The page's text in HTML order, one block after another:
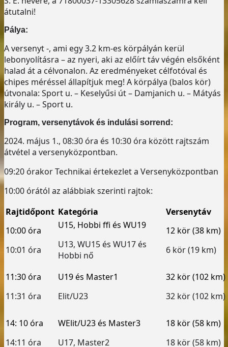
átutalni!
Pálya:
A versenyt -, ami egy 3.2 km-es körpályán kerül
lebonyolításra – az nyeri, aki az előírt táv végén elsőként
halad át a célvonalon. Az eredményeket célfotóval és
chipes méréssel állapítjuk meg! A körpálya (balos kör)
útvonala: Sport u. – Keselyűsi út – Damjanich u. – Mátyás
király u. – Sport u.
Program, versenytávok és indulási sorrend:
2024. május 1., 08:30 óra és 10:30 óra között rajtszám
átvétel a versenyközpontban.
09:20 órakor Technikai értekezlet a Versenyközpontban
10:00 órától az alábbiak szerinti rajtok:
Rajtidőpont Kategória
Versenytáv
10:00 óra
10:01 óra
U15, Hobbi ffi és WU19
U13, WU15 és WU17 és
Hobbi nő
12 kör (38 km)
6 kör (19 km)
11:30 óra
11:31 óra
U19 és Master1
Elit/U23
32 kör (102 km)
32 kör (102 km)
14: 10 óra
14:11 óra
WElit/U23 és Master3
U17, Master2
18 kör (58 km)
18 kör (58 km)